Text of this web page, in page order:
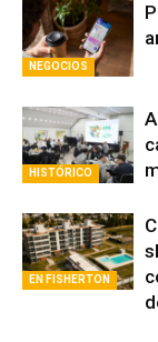
NEGOCIOS
HISTÓRICO
EN FISHERTON